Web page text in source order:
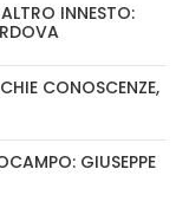
INNESTO:
CONOSCENZE,
GIUSEPPE